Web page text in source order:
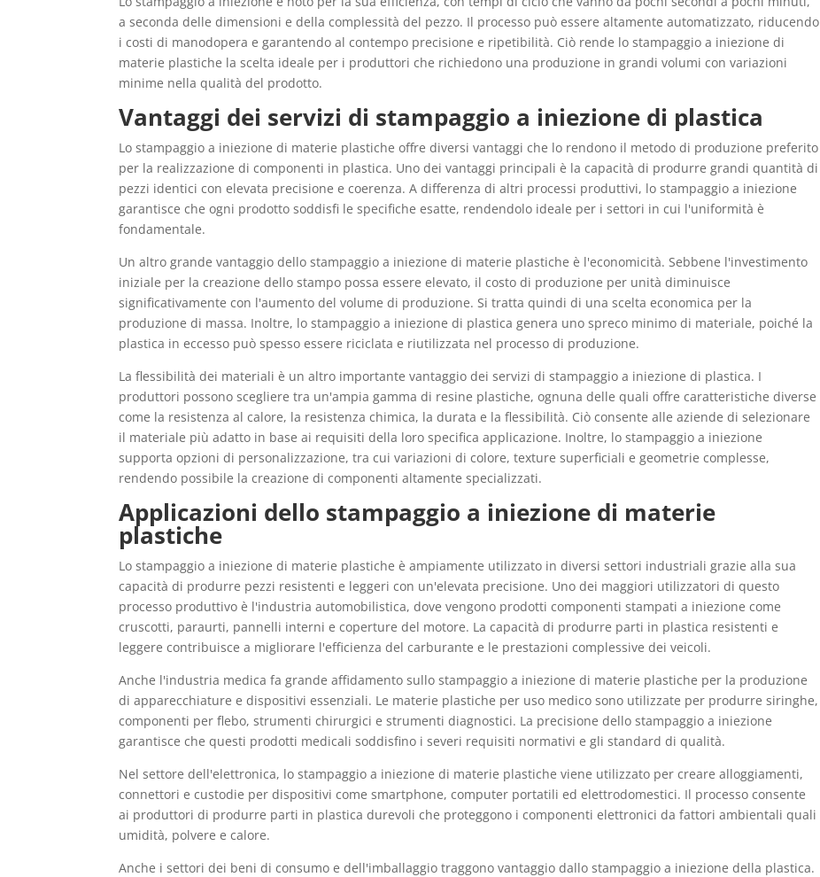
a seconda delle dimensioni e della complessità del pezzo. Il processo può essere altamente automatizzato, riducendo
i costi di manodopera e garantendo al contempo precisione e ripetibilità. Ciò rende lo stampaggio a iniezione di
materie plastiche la scelta ideale per i produttori che richiedono una produzione in grandi volumi con variazioni
minime nella qualità del prodotto.
Vantaggi dei servizi di stampaggio a iniezione di plastica
Lo stampaggio a iniezione di materie plastiche offre diversi vantaggi che lo rendono il metodo di produzione preferito
per la realizzazione di componenti in plastica. Uno dei vantaggi principali è la capacità di produrre grandi quantità di
pezzi identici con elevata precisione e coerenza. A differenza di altri processi produttivi, lo stampaggio a iniezione
garantisce che ogni prodotto soddisfi le specifiche esatte, rendendolo ideale per i settori in cui l'uniformità è
fondamentale.
Un altro grande vantaggio dello stampaggio a iniezione di materie plastiche è l'economicità. Sebbene l'investimento
iniziale per la creazione dello stampo possa essere elevato, il costo di produzione per unità diminuisce
significativamente con l'aumento del volume di produzione. Si tratta quindi di una scelta economica per la
produzione di massa. Inoltre, lo stampaggio a iniezione di plastica genera uno spreco minimo di materiale, poiché la
plastica in eccesso può spesso essere riciclata e riutilizzata nel processo di produzione.
La flessibilità dei materiali è un altro importante vantaggio dei servizi di stampaggio a iniezione di plastica. I
produttori possono scegliere tra un'ampia gamma di resine plastiche, ognuna delle quali offre caratteristiche diverse
come la resistenza al calore, la resistenza chimica, la durata e la flessibilità. Ciò consente alle aziende di selezionare
il materiale più adatto in base ai requisiti della loro specifica applicazione. Inoltre, lo stampaggio a iniezione
supporta opzioni di personalizzazione, tra cui variazioni di colore, texture superficiali e geometrie complesse,
rendendo possibile la creazione di componenti altamente specializzati.
Applicazioni dello stampaggio a iniezione di materie
plastiche
Lo stampaggio a iniezione di materie plastiche è ampiamente utilizzato in diversi settori industriali grazie alla sua
capacità di produrre pezzi resistenti e leggeri con un'elevata precisione. Uno dei maggiori utilizzatori di questo
processo produttivo è l'industria automobilistica, dove vengono prodotti componenti stampati a iniezione come
cruscotti, paraurti, pannelli interni e coperture del motore. La capacità di produrre parti in plastica resistenti e
leggere contribuisce a migliorare l'efficienza del carburante e le prestazioni complessive dei veicoli.
Anche l'industria medica fa grande affidamento sullo stampaggio a iniezione di materie plastiche per la produzione
di apparecchiature e dispositivi essenziali. Le materie plastiche per uso medico sono utilizzate per produrre siringhe,
componenti per flebo, strumenti chirurgici e strumenti diagnostici. La precisione dello stampaggio a iniezione
garantisce che questi prodotti medicali soddisfino i severi requisiti normativi e gli standard di qualità.
Nel settore dell'elettronica, lo stampaggio a iniezione di materie plastiche viene utilizzato per creare alloggiamenti,
connettori e custodie per dispositivi come smartphone, computer portatili ed elettrodomestici. Il processo consente
ai produttori di produrre parti in plastica durevoli che proteggono i componenti elettronici da fattori ambientali quali
umidità, polvere e calore.
Anche i settori dei beni di consumo e dell'imballaggio traggono vantaggio dallo stampaggio a iniezione della plastica.